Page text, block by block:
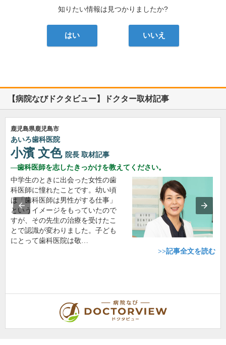
知りたい情報は見つかりましたか?
はい いいえ
【病院なびドクタビュー】ドクター取材記事
鹿児島県鹿児島市
あいろ歯科医院
小濱 文色 院長 取材記事
歯科医師を志したきっかけを教えてください。
中学生のときに出会った女性の歯
科医師に憧れたことです。幼い頃
は「歯科医師は男性がする仕事」
というイメージをもっていたので
すが、その先生の治療を受けたこ
とで認識が変わりました。子ども
にとって歯科医院は敬…
>>記事全文を読む